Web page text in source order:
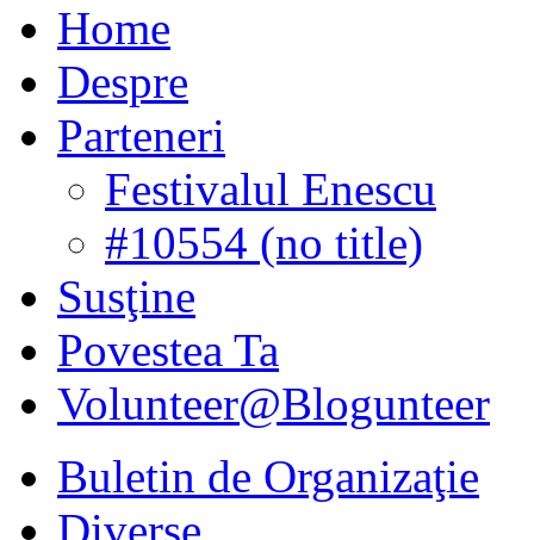
Home
Despre
Parteneri
Festivalul Enescu
#10554 (no title)
Susţine
Povestea Ta
Volunteer@Blogunteer
Buletin de Organizaţie
Diverse